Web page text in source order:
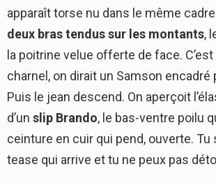
apparaît torse nu dans le même
deux bras tendus sur les montants,
la poitrine velue offerte de face. C’est
charnel, on dirait un Samson encadré
Puis le jean descend. On aperçoit
d’un slip Brando, le bas-ventre poilu
ceinture en cuir qui pend, ouverte. Tu
tease qui arrive et tu ne peux pas